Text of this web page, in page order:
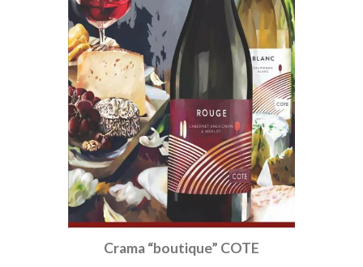
Crama “boutique” COTE